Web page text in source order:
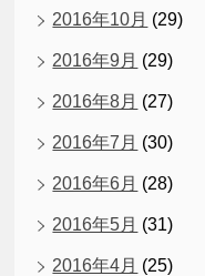
2016年10月 (29)
2016年9月 (29)
2016年8月 (27)
2016年7月 (30)
2016年6月 (28)
2016年5月 (31)
2016年4月 (25)